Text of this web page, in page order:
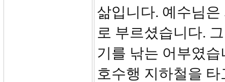
삶입니다. 예수님
로 부르셨습니다.
기를 낚는 어부였
호수행 지하철을